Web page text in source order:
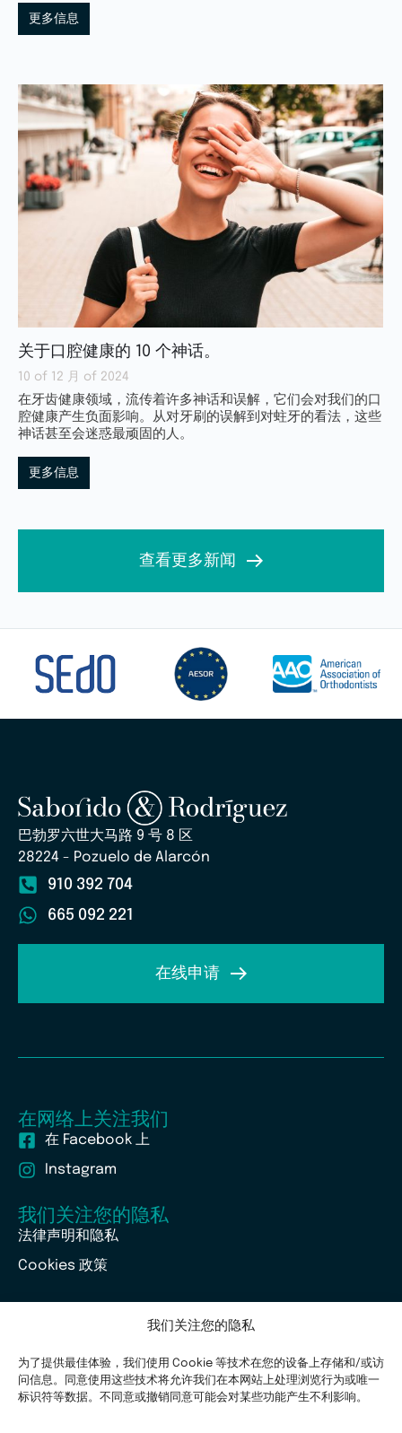
我们关注您的隐私
为了提供最佳体验，我们使用 Cookie 等技术在您的设备上存储和/或访
问信息。同意使用这些技术将允许我们在本网站上处理浏览行为或唯一
标识符等数据。不同意或撤销同意可能会对某些功能产生不利影响。
更多信息
关于口腔健康的 10 个神话。
10 of 12 月 of 2024
在牙齿健康领域，流传着许多神话和误解，它们会对我们的口
腔健康产生负面影响。从对牙刷的误解到对蛀牙的看法，这些
神话甚至会迷惑最顽固的人。
更多信息
查看更多新闻
巴勃罗六世大马路 9 号 8 区
28224 - Pozuelo de Alarcón
910 392 704
665 092 221
在线申请
在网络上关注我们
在 Facebook 上
Instagram
我们关注您的隐私
法律声明和隐私
Cookies 政策